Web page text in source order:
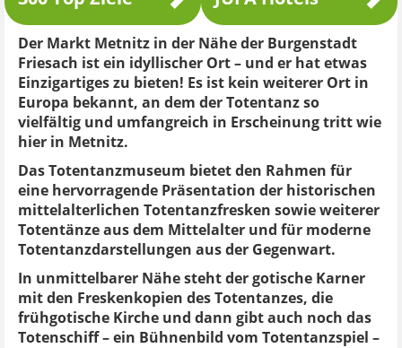
Der Markt Metnitz in der Nähe der Burgenstadt
Friesach ist ein idyllischer Ort – und er hat etwas
Einzigartiges zu bieten! Es ist kein weiterer Ort in
Europa bekannt, an dem der Totentanz so
vielfältig und umfangreich in Erscheinung tritt wie
hier in Metnitz.
Das Totentanzmuseum bietet den Rahmen für
eine hervorragende Präsentation der historischen
mittelalterlichen Totentanzfresken sowie weiterer
Totentänze aus dem Mittelalter und für moderne
Totentanzdarstellungen aus der Gegenwart.
In unmittelbarer Nähe steht der gotische Karner
mit den Freskenkopien des Totentanzes, die
frühgotische Kirche und dann gibt auch noch das
Totenschiff – ein Bühnenbild vom Totentanzspiel –